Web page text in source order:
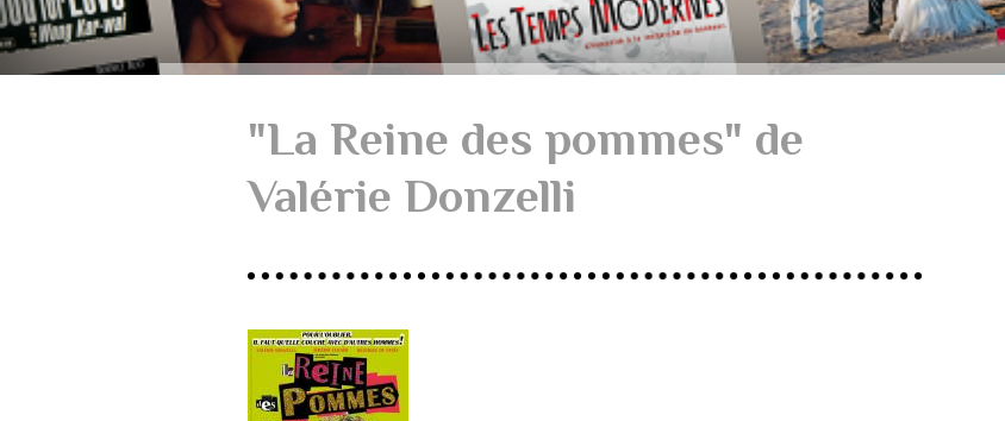
"La Reine des pommes" de
Valérie Donzelli